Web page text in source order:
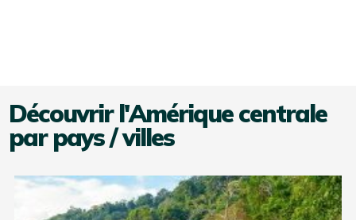
Découvrir l'Amérique centrale
par pays / villes